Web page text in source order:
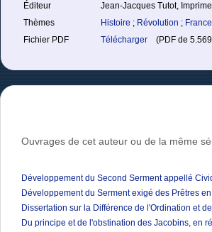
Éditeur
Jean-Jacques Tutot,
Thèmes
Histoire ; Révolution ; France
Fichier PDF
Télécharger (PDF de
Ouvrages de cet auteur ou de la même
Développement du Second Serment appellé
Développement du Serment exigé des Prêtres
Dissertation sur la Différence de l'Ordination et
Du principe et de l'obstination des Jacobins, en